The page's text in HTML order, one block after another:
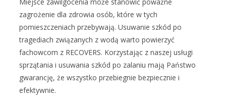
zagrożenie dla zdrowia osób, które w tych
pomieszczeniach przebywają. Usuwanie szkód po
tragediach związanych z wodą warto powierzyć
fachowcom z RECOVERS. Korzystając z naszej usługi
sprzątania i usuwania szkód po zalaniu mają Państwo
gwarancję, że wszystko przebiegnie bezpiecznie i
efektywnie.